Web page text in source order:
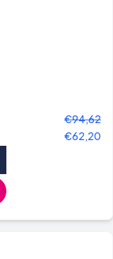
€94,62
€62,20